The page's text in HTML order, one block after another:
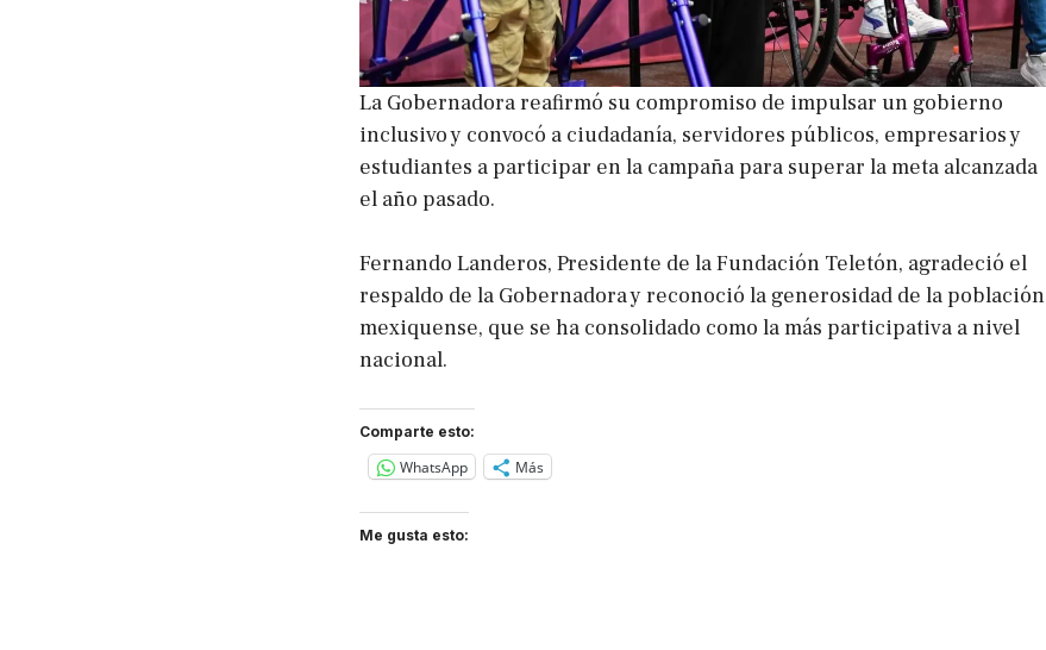
La Gobernadora reafirmó su compromiso de impulsar un gobierno
inclusivo y convocó a ciudadanía, servidores públicos, empresarios y
estudiantes a participar en la campaña para superar la meta alcanzada
el año pasado.
Fernando Landeros, Presidente de la Fundación Teletón, agradeció el
respaldo de la Gobernadora y reconoció la generosidad de la población
mexiquense, que se ha consolidado como la más participativa a nivel
nacional.
Comparte esto:
WhatsApp Más
Me gusta esto: